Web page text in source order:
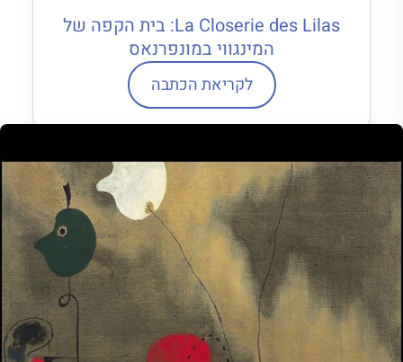
La Closerie des Lilas: בית הקפה של
המינגווי במונפרנאס
לקריאת הכתבה